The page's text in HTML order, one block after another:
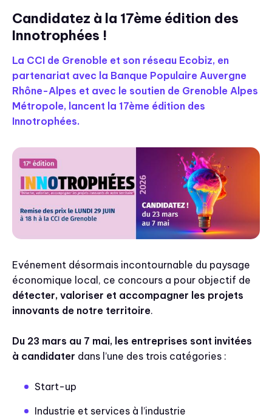
Candidatez à la 17ème édition des
Innotrophées !
La CCI de Grenoble et son réseau Ecobiz, en
partenariat avec la Banque Populaire Auvergne
Rhône-Alpes et avec le soutien de Grenoble Alpes
Métropole, lancent la 17ème édition des
Innotrophées.
Evénement désormais incontournable du paysage
économique local, ce concours a pour objectif de
détecter, valoriser et accompagner les projets
innovants de notre territoire.
Du 23 mars au 7 mai, les entreprises sont invitées
à candidater dans l’une des trois catégories :
Start-up
Industrie et services à l’industrie